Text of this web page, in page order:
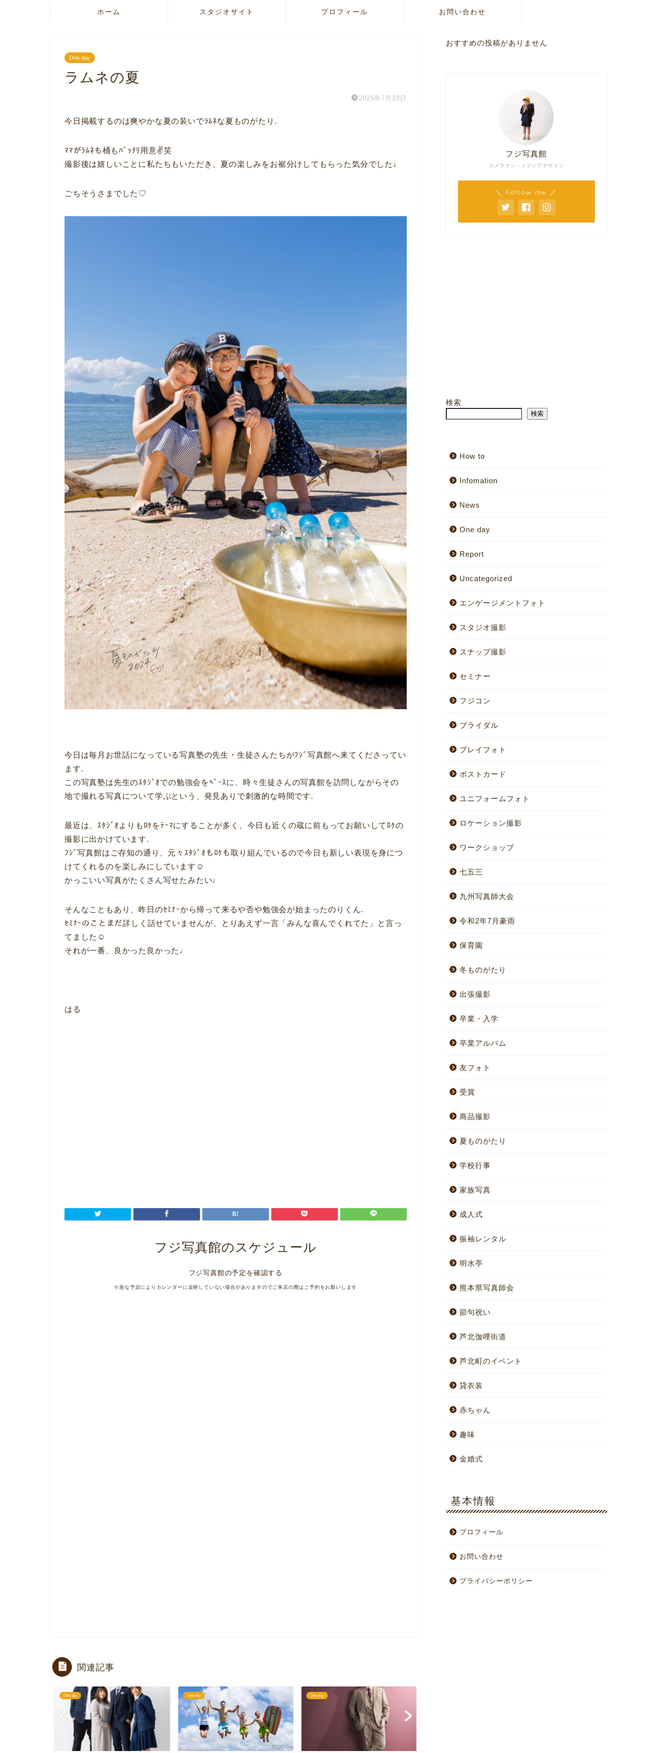
ホーム スタジオサイト プロフィール お問い合わせ
One day
ラムネの夏
2025年7月23日
今日掲載するのは爽やかな夏の装いでﾗﾑﾈな夏ものがたり.
ﾏﾏがﾗﾑﾈも桶もﾊﾞｯﾁﾘ用意✌️笑
撮影後は嬉しいことに私たちもいただき、夏の楽しみをお裾分けしてもらった気分でした♩
ごちそうさまでした♡
今日は毎月お世話になっている写真塾の先生・生徒さんたちがﾌｼﾞ写真館へ来てくださってい
ます.
この写真塾は先生のｽﾀｼﾞｵでの勉強会をﾍﾞｰｽに、時々生徒さんの写真館を訪問しながらその
地で撮れる写真について学ぶという、発見ありで刺激的な時間です.
最近は、ｽﾀｼﾞｵよりもﾛｹをﾃｰﾏにすることが多く、今日も近くの蔵に前もってお願いしてﾛｹの
撮影に出かけています.
ﾌｼﾞ写真館はご存知の通り、元々ｽﾀｼﾞｵもﾛｹも取り組んでいるので今日も新しい表現を身につ
けてくれるのを楽しみにしています☺︎
かっこいい写真がたくさん写せたみたい♩
そんなこともあり、昨日のｾﾐﾅｰから帰って来るや否や勉強会が始まったのりくん.
ｾﾐﾅｰのことまだ詳しく話せていませんが、とりあえず一言「みんな喜んでくれてた」と言っ
てました☺︎
それが一番、良かった良かった♩
はる
フジ写真館のスケジュール
フジ写真館の予定を確認する
※急な予定によりカレンダーに反映していない場合がありますのでご来店の際はご予約をお願いします
関連記事
One day One day One day
おすすめの投稿がありません
カメラマン・メディアデザイン
フジ写真館
＼ Follow me ／
検索
検索
How to
Infomation
News
One day
Report
Uncategorized
エンゲージメントフォト
スタジオ撮影
スナップ撮影
セミナー
フジコン
ブライダル
プレイフォト
ポストカード
ユニフォームフォト
ロケーション撮影
ワークショップ
七五三
九州写真師大会
令和2年7月豪雨
保育園
冬ものがたり
出張撮影
卒業・入学
卒業アルバム
友フォト
受賞
商品撮影
夏ものがたり
学校行事
家族写真
成人式
振袖レンタル
明水亭
熊本県写真師会
節句祝い
芦北伽哩街道
芦北町のイベント
貸衣装
赤ちゃん
趣味
金婚式
基本情報
プロフィール
お問い合わせ
プライバシーポリシー